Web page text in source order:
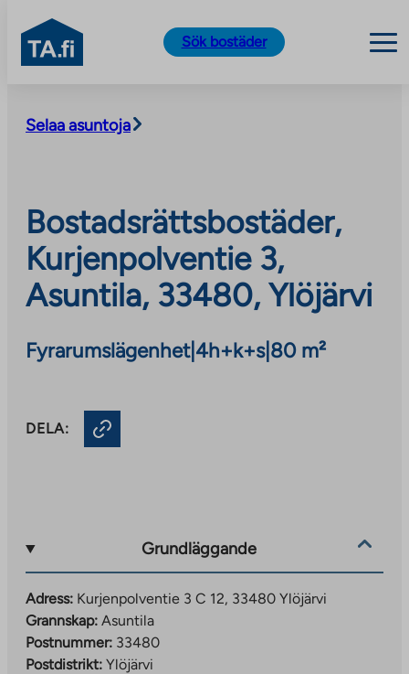
content
TA.fi
Sök bostäder
Selaa asuntoja
Bostadsrättsbostäder,
Kurjenpolventie 3,
Asuntila, 33480, Ylöjärvi
Fyrarumslägenhet| 4h+k+s| 80 m²
DELA:
Grundläggande
Adress: Kurjenpolventie 3 C 12, 33480 Ylöjärvi
Grannskap: Asuntila
Postnummer: 33480
Postdistrikt: Ylöjärvi